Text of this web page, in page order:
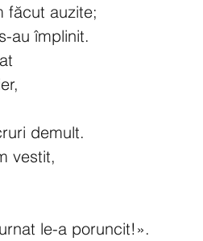
făcut auzite;
au împlinit.
demult.
vestit,
le-a poruncit!».